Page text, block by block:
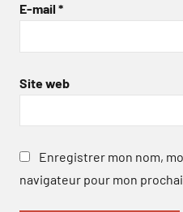
E-mail *
Site web
Enregistrer mon nom,
navigateur pour mon